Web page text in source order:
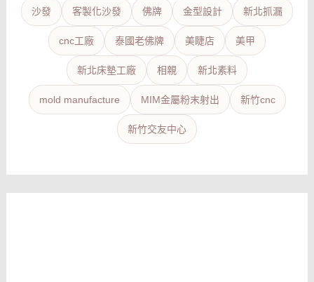
沙發 客製化沙發 佛牌 金型設計 新北抓漏
cnc工廠 泰國老佛牌 美睫店 美甲
新北床墊工廠 相親 新北素料
mold manufacture MIM金屬粉末射出 新竹cnc
新竹交友中心